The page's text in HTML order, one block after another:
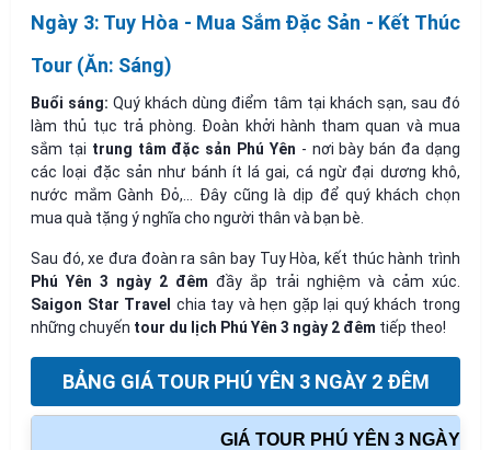
Ngày 3: Tuy Hòa - Mua Sắm Đặc Sản - Kết Thúc
Tour (Ăn: Sáng)
Buổi sáng: Quý khách dùng điểm tâm tại khách sạn, sau đó
làm thủ tục trả phòng. Đoàn khởi hành tham quan và mua
sắm tại trung tâm đặc sản Phú Yên - nơi bày bán đa dạng
các loại đặc sản như bánh ít lá gai, cá ngừ đại dương khô,
nước mắm Gành Đỏ,... Đây cũng là dịp để quý khách chọn
mua quà tặng ý nghĩa cho người thân và bạn bè.
Sau đó, xe đưa đoàn ra sân bay Tuy Hòa, kết thúc hành trình
Phú Yên 3 ngày 2 đêm đầy ắp trải nghiệm và cảm xúc.
Saigon Star Travel chia tay và hẹn gặp lại quý khách trong
những chuyến tour du lịch Phú Yên 3 ngày 2 đêm tiếp theo!
BẢNG GIÁ TOUR PHÚ YÊN 3 NGÀY 2 ĐÊM
GIÁ TOUR PHÚ YÊN 3 NGÀY 2